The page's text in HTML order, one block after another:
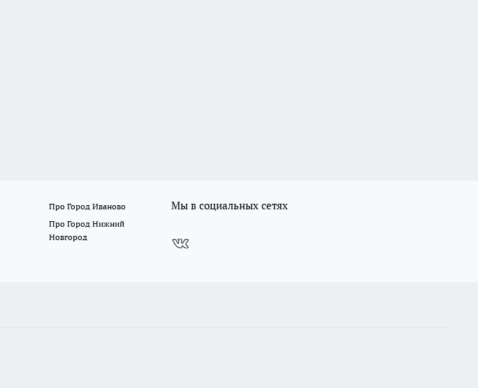
Про Город Иваново
Про Город Нижний
Новгород
Мы в социальных сетях